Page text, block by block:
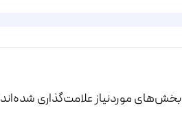
بخش‌های موردنیاز علامت‌گذاری شده‌اند